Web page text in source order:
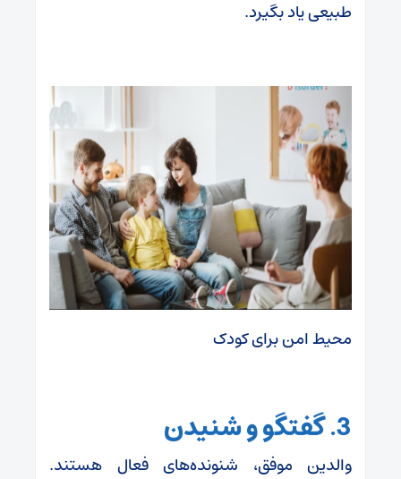
طبیعی یاد بگیرد.
محیط امن برای کودک
3. گفتگو و شنیدن
والدین موفق، شنونده‌های فعال هستند.